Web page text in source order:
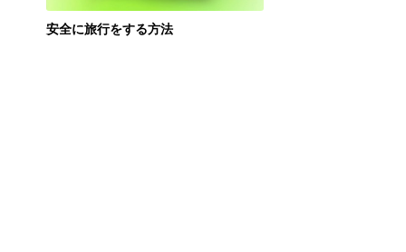
安全に旅行をする方法